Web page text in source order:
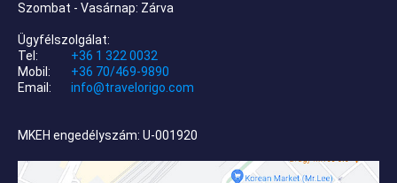
Szombat - Vasárnap: Zárva
Ügyfélszolgálat:
Tel:
+36 1 322 0032
Mobil:
+36 70/469-9890
Email:
info@travelorigo.com
MKEH engedélyszám: U-001920